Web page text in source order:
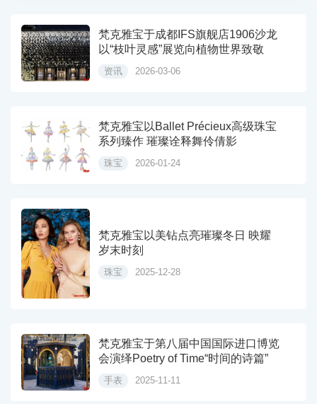
梵克雅宝于成都IFS旗舰店1906沙龙
以“枝叶灵感”展览向植物世界致敬
资讯 2026-03-06
梵克雅宝以Ballet Précieux高级珠宝
系列臻作 璀璨诠释舞伶倩影
珠宝 2026-01-24
梵克雅宝以美钻点亮璀璨冬日 映耀
岁末时刻
珠宝 2025-12-28
梵克雅宝于第八届中国国际进口博览
会演绎Poetry of Time“时间的诗篇”
手表 2025-11-11